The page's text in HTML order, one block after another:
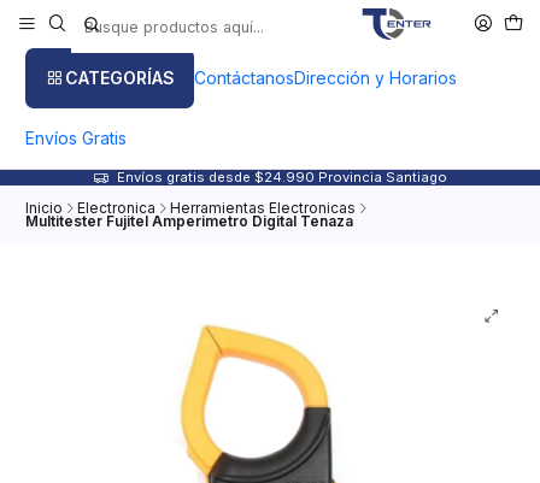
CATEGORÍAS ContáctanosDirección y Horarios
Envíos Gratis
Envíos gratis desde $24.990 Provincia Santiago
Inicio Electronica Herramientas Electronicas
Multitester Fujitel Amperimetro Digital Tenaza